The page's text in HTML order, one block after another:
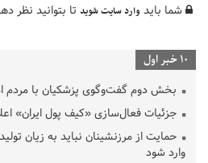
شما باید وارد سایت شوید تا بتوانید نظر
10 خبر اول
بخش دوم گفت‌وگوی پزشکیان با
جزئیات فعال‌سازی «کیف پول ایران»
حمایت از مرزنشینان نباید به زیان
وارد شود